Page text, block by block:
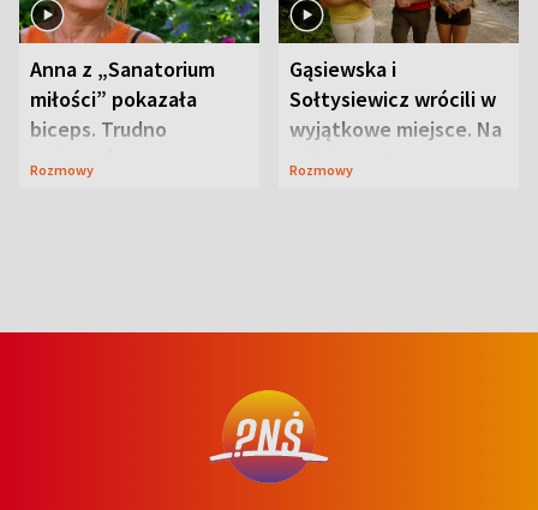
Anna z „Sanatorium
miłości” pokazała
biceps. Trudno
uwierzyć, co przeszła
Rozmowy
Gąsiewska i
Sołtysiewicz wrócili w
wyjątkowe miejsce. Na
szlaku czekał
Rozmowy